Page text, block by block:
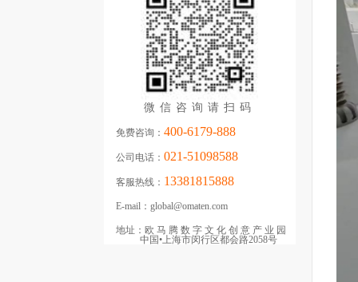
微信咨询请扫码
免费咨询： 400-6179-888
公司电话： 021-51098588
客服热线： 13381815888
E-mail： global@omaten.com
地址： 欧马腾数字文化创意产业园
中国•上海市闵行区都会路2058号